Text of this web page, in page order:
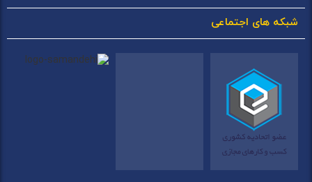
شبکه های اجتماعی